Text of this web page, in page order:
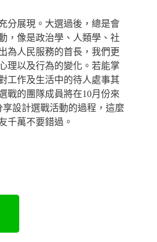
分展現。大選過後，總是會
，像是政治學、人類學、社
為人民服務的首長，我們更
理以及行為的變化。若能掌
工作及生活中的待人處事其
戰的團隊成員將在10月份來
享設計選戰活動的過程，這麼
千萬不要錯過。